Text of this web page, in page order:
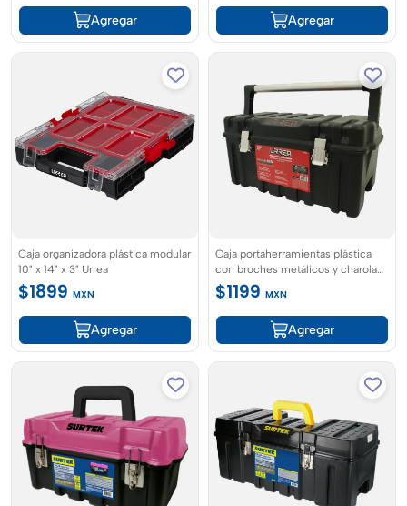
Agregar Agregar
Caja organizadora plástica modular
10" x 14" x 3" Urrea
$1899 MXN
Agregar
Caja portaherramientas plástica
con broches metálicos y charola
21" x 11" x 10" Urrea
$1199 MXN
Agregar